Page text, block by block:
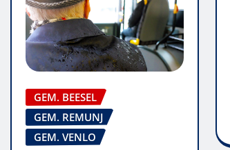
GEM. BEESEL
GEM. REMUNJ
GEM. VENLO